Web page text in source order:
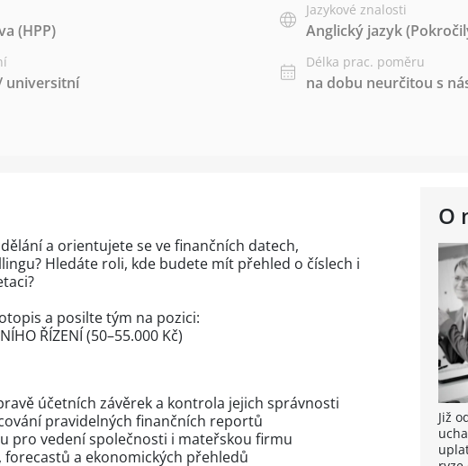
(HPP)
Jazykové znalosti
Anglický jazyk
universitní
Délka prac. poměru
na dobu neurčitou s
O
Již
a orientujete se ve finančních datech,
Hledáte roli, kde budete mít přehled o číslech i
a posilte tým na pozici:
ŘÍZENÍ (50–55.000 Kč)
účetních závěrek a kontrola jejich správnosti
pravidelných finančních reportů
pro vedení společnosti i mateřskou firmu
a ekonomických přehledů